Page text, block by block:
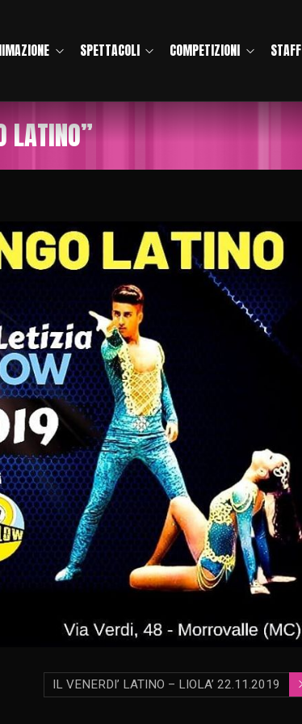
SPETTACOLI COMPETIZIONI STAFF
LATINO”
IL VENERDI’ LATINO – LIOLA’ 22.11.2019